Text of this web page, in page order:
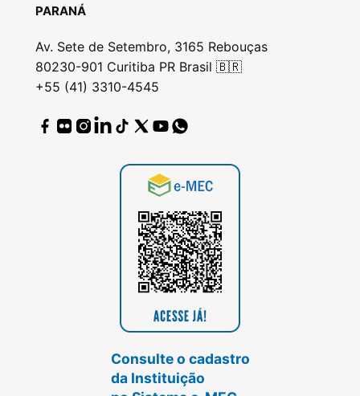
PARANÁ
Av. Sete de Setembro, 3165 Rebouças
80230-901 Curitiba PR Brasil 🇧🇷
+55 (41) 3310-4545
Consulte o cadastro
da Instituição